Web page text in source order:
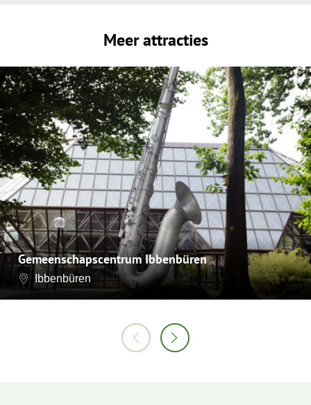
Meer attracties
Gemeenschapscentrum Ibbenbüren
Ibbenbüren